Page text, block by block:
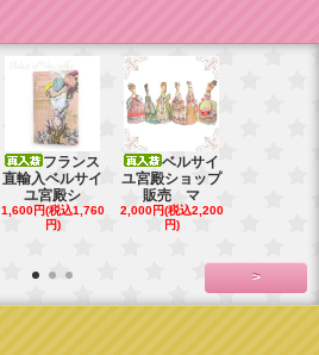
フランス
直輸入ベルサイ
ユ宮殿シ
1,600円(税込1,760
円)
ベルサイ
ユ宮殿ショップ
販売 マ
2,000円(税込2,200
円)
>